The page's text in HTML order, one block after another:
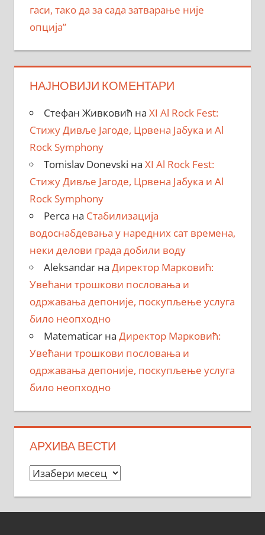
гаси, тако да за сада затварање није
опција”
НАЈНОВИЈИ КОМЕНТАРИ
Стефан Живковић на XI Al Rock Fest:
Стижу Дивље Јагоде, Црвена Јабука и Al
Rock Symphony
Tomislav Donevski на XI Al Rock Fest:
Стижу Дивље Јагоде, Црвена Јабука и Al
Rock Symphony
Perca на Стабилизација
водоснабдевања у наредних сат времена,
неки делови града добили воду
Aleksandarна Директор Марковић:
Увећани трошкови пословања и
одржавања депоније, поскупљење услуга
било неопходно
Matematicarна Директор Марковић:
Увећани трошкови пословања и
одржавања депоније, поскупљење услуга
било неопходно
АРХИВА ВЕСТИ
Архива